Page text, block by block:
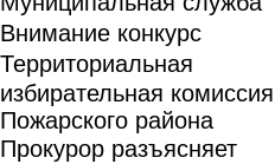
Внимание конкурс
Территориальная
избирательная комиссия
Пожарского района
Прокурор разъясняет